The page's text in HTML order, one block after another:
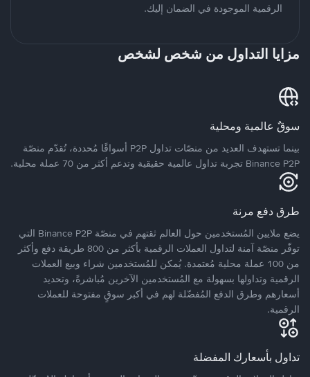
الرقمية الموجودة في الضمان إليك.
مزايا التداول من شخص لشخص
سوقٌ عالمية ومحلية
بينما تستهدف العديد من منصّات تداول P2P أسواقًا مُحددة، تُقدّم منصّة
Binance P2P تجربة تداول عالمية حقيقية وتدعم أكثر من 70 عملة محلية.
طرق دفع مرنة
يضع ملايين المُستخدمين حول العالم ثقتهم في منصّة Binance P2P التي
توفّر منصّة آمنة لتداول العملات الرقمية بأكثر من 800 طريقة دفع وأكثر
من 100 عملة محلية مُعتمدة. يُمكن للمُستخدمين شراء وبيع العملات
الرقمية وتداولها بسهولة مع المُستخدمين الآخرين مُباشرةً، وتحديد
أسعارهم وطرق الدفع المُفضّلة لهم في أكبر سوقٍ مفتوحة للعملات
الرقمية.
تداول بأسعارك المفضلة